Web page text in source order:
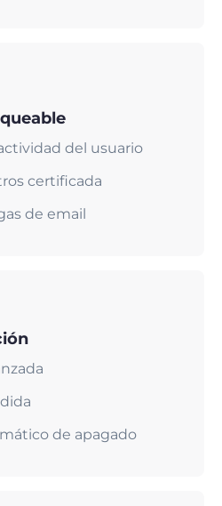
del usuario
certificada
de email
de apagado